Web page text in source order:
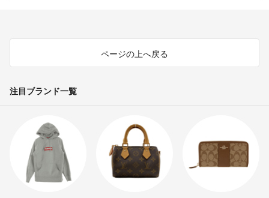
ページの上へ戻る
注目ブランド一覧